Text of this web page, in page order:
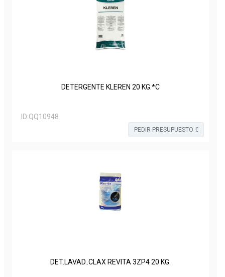
DETERGENTE KLEREN 20 KG.*C
ID:QQ10948
PEDIR PRESUPUESTO €
DET.LAVAD..CLAX REVITA 3ZP4 20 KG.